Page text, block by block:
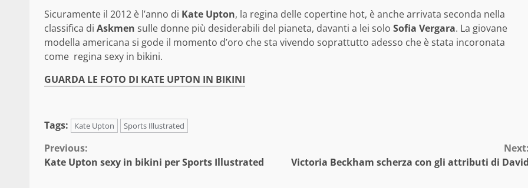
Sicuramente il 2012 è l’anno di Kate Upton, la regina delle copertine hot, è anche arrivata seconda nella
classifica di Askmen sulle donne più desiderabili del pianeta, davanti a lei solo Sofia Vergara. La giovane
modella americana si gode il momento d’oro che sta vivendo soprattutto adesso che è stata incoronata
come regina sexy in bikini.
GUARDA LE FOTO DI KATE UPTON IN BIKINI
Tags: Kate Upton Sports Illustrated
Continue
Reading
Previous:
Kate Upton sexy in bikini per Sports Illustrated
Victoria Beckham scherza con gli attributi di